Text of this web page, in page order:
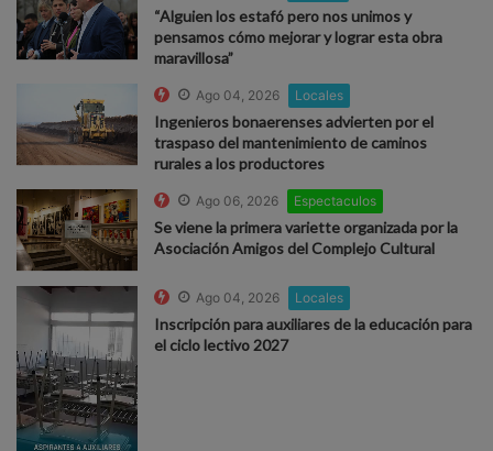
“Alguien los estafó pero nos unimos y
pensamos cómo mejorar y lograr esta obra
maravillosa”
Ago 04, 2026 Locales
Ingenieros bonaerenses advierten por el
traspaso del mantenimiento de caminos
rurales a los productores
Ago 06, 2026 Espectaculos
Se viene la primera variette organizada por la
Asociación Amigos del Complejo Cultural
Ago 04, 2026 Locales
Inscripción para auxiliares de la educación para
el ciclo lectivo 2027